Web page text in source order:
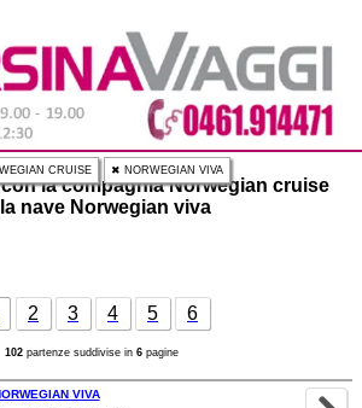
CRUISE ✖ NORWEGIAN VIVA
la compagnia Norwegian cruise
nave Norwegian viva
2 3 4 5 6
102 partenze suddivise in 6 pagine
VIVA